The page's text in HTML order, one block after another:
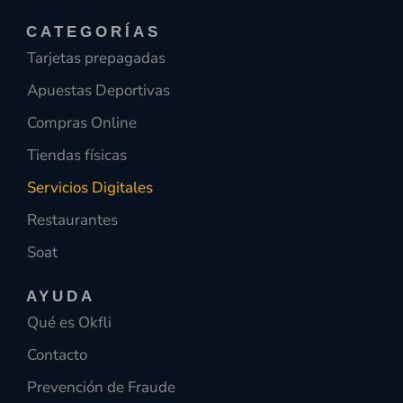
k
-
f
CATEGORÍAS
Tarjetas prepagadas
Apuestas Deportivas
Compras Online
Tiendas físicas
Servicios Digitales
Restaurantes
Soat
AYUDA
Qué es Okfli
Contacto
Prevención de Fraude